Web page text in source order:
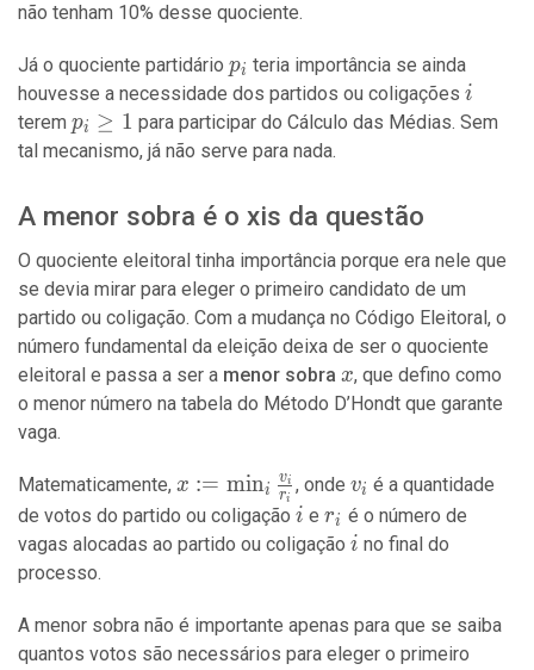
não tenham 10% desse quociente.
Já o quociente partidário p_i
pi teria importância se ainda
houvesse a necessidade dos partidos ou coligações i
i
terem p_i
\geq
pi ≥ 1 para participar do Cálculo das Médias. Sem
tal mecanismo, já não serve para nada.
A menor sobra é o xis da questão
O quociente eleitoral tinha importância porque era nele que
se devia mirar para eleger o primeiro candidato de um
partido ou coligação. Com a mudança no Código Eleitoral, o
número fundamental da eleição deixa de ser o quociente
eleitoral e passa a ser a menor sobra x
x, que defino como
o menor número na tabela do Método D’Hondt que garante
vaga.
Matematicamente, x :=
\min_i
\frac{v_i}
x := mini ri
vi , onde v_i
vi é a quantidade
de votos do partido ou coligação i
i e r_i
ri é o número de
vagas alocadas ao partido ou coligação i
i no final do
processo.
A menor sobra não é importante apenas para que se saiba
quantos votos são necessários para eleger o primeiro